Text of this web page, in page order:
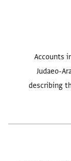
Accounts
Judaeo-
describing